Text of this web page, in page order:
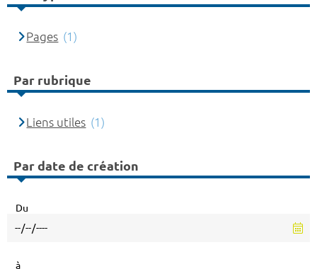
Pages (1)
Par rubrique
Liens utiles (1)
Par date de création
Du
à